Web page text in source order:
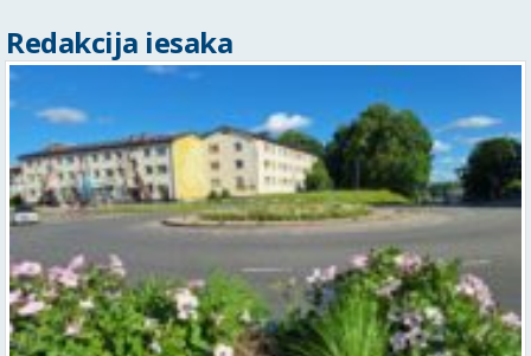
Redakcija iesaka